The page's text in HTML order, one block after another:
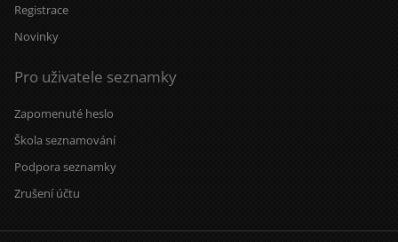
Registrace
Novinky
Pro uživatele seznamky
Zapomenuté heslo
Škola seznamování
Podpora seznamky
Zrušení účtu